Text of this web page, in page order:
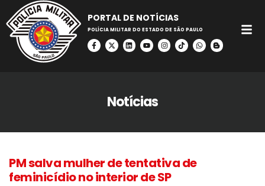
PORTAL DE NOTÍCIAS
POLÍCIA MILITAR DO ESTADO DE SÃO PAULO
Notícias
PM salva mulher de tentativa de
feminicídio no interior de SP